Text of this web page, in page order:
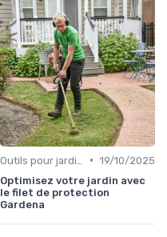
• 19/10/2025
Optimisez votre jardin avec
le filet de protection
Gardena